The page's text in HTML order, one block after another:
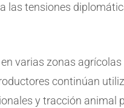
las tensiones
varias zonas agrícolas
continúan
y tracción animal